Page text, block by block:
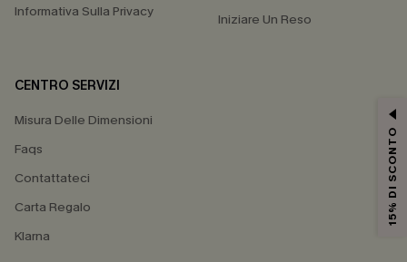
Informativa Sulla Privacy
Iniziare Un Reso
CENTRO SERVIZI
Misura Delle Dimensioni
Faqs
Contattateci
Carta Regalo
Klarna
15% DI SCONTO